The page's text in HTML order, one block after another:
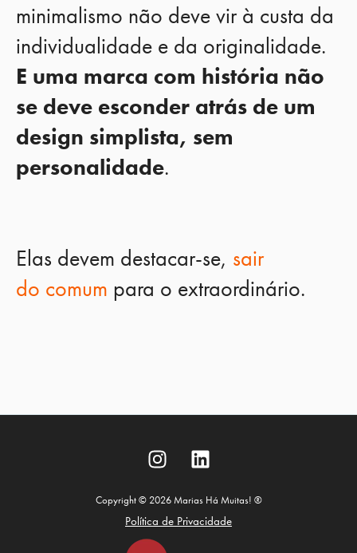
minimalismo não deve vir à custa da
individualidade e da originalidade.
E uma marca com história não
se deve esconder atrás de um
design simplista, sem
personalidade.
Elas devem destacar-se, sair
do comum para o extraordinário.
Copyright © 2026 Marias Há Muitas! ®
Política de Privacidade